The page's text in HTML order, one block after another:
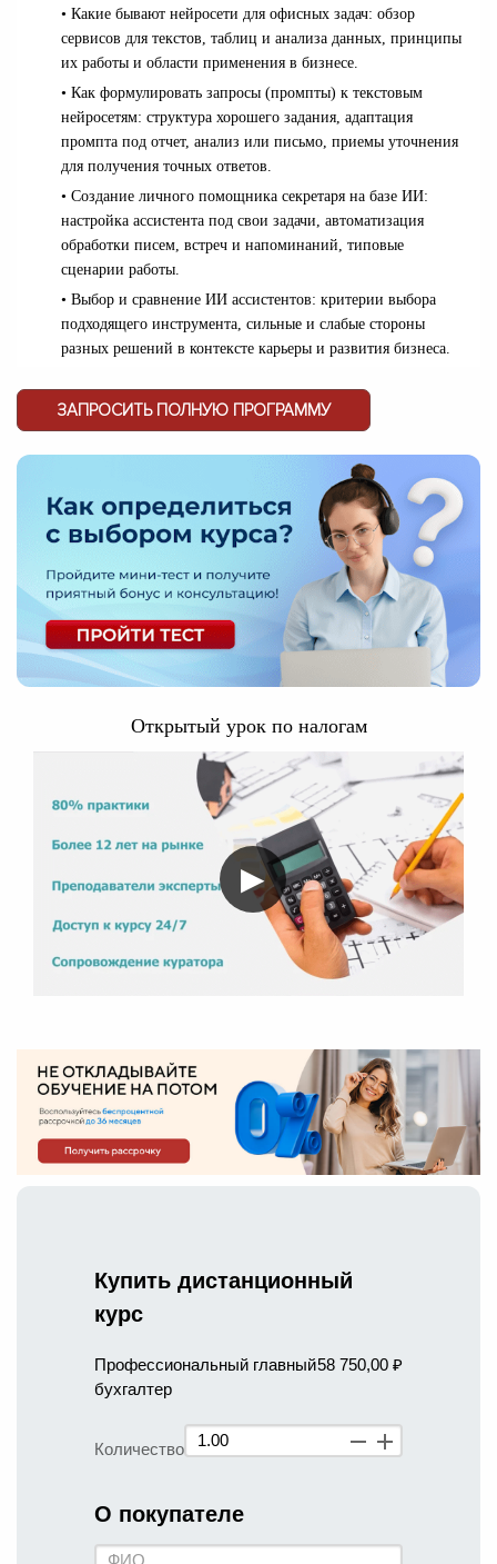
• Какие бывают нейросети для офисных задач: обзор
сервисов для текстов, таблиц и анализа данных, принципы
их работы и области применения в бизнесе.
• Как формулировать запросы (промпты) к текстовым
нейросетям: структура хорошего задания, адаптация
промпта под отчет, анализ или письмо, приемы уточнения
для получения точных ответов.
• Создание личного помощника секретаря на базе ИИ:
настройка ассистента под свои задачи, автоматизация
обработки писем, встреч и напоминаний, типовые
сценарии работы.
• Выбор и сравнение ИИ ассистентов: критерии выбора
подходящего инструмента, сильные и слабые стороны
разных решений в контексте карьеры и развития бизнеса.
ЗАПРОСИТЬ ПОЛНУЮ ПРОГРАММУ
Открытый урок по налогам
▶
Купить дистанционный
курс
Профессиональный главный
бухгалтер
58 750,00 ₽
Количество
О покупателе